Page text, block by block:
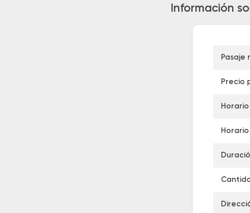
Información
Pasaje
Precio